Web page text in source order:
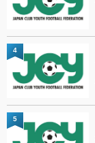
4
5